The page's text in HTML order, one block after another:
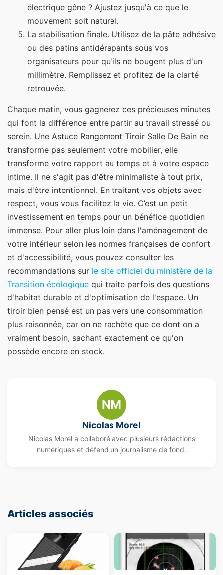
électrique gêne ? Ajustez jusqu'à ce que le
mouvement soit naturel.
La stabilisation finale. Utilisez de la pâte adhésive
ou des patins antidérapants sous vos
organisateurs pour qu'ils ne bougent plus d'un
millimètre. Remplissez et profitez de la clarté
retrouvée.
Chaque matin, vous gagnerez ces précieuses minutes
qui font la différence entre partir au travail stressé ou
serein. Une Astuce Rangement Tiroir Salle De Bain ne
transforme pas seulement votre mobilier, elle
transforme votre rapport au temps et à votre espace
intime. Il ne s'agit pas d'être minimaliste à tout prix,
mais d'être intentionnel. En traitant vos objets avec
respect, vous vous facilitez la vie. C’est un petit
investissement en temps pour un bénéfice quotidien
immense. Pour aller plus loin dans l'aménagement de
votre intérieur selon les normes françaises de confort
et d'accessibilité, vous pouvez consulter les
recommandations sur le site officiel du ministère de la
Transition écologique qui traite parfois des questions
d'habitat durable et d'optimisation de l'espace. Un
tiroir bien pensé est un pas vers une consommation
plus raisonnée, car on ne rachète que ce dont on a
vraiment besoin, sachant exactement ce qu'on
possède encore en stock.
NM
Nicolas Morel
Nicolas Morel a collaboré avec plusieurs rédactions
numériques et défend un journalisme de fond.
Articles associés